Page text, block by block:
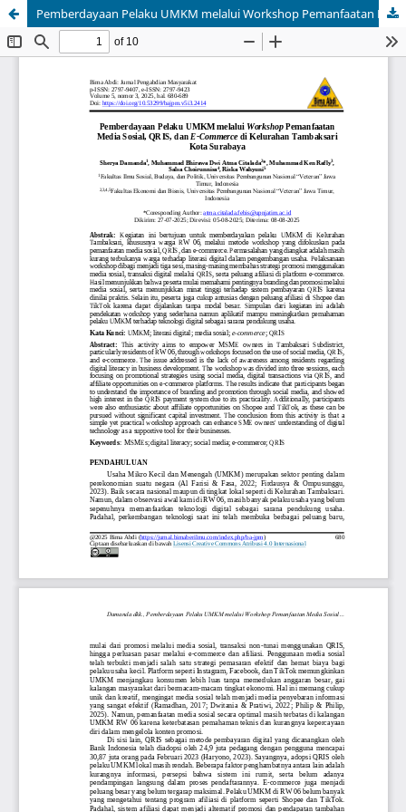
Pemberdayaan Pelaku UMKM melalui Workshop Pemanfaatan Media Sosial, QRIS, dan E-Commerce di Kelurahan Tambaksari Kota Surabaya